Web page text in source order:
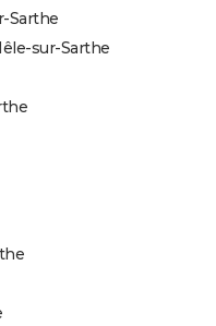
Sarthe
sur-Sarthe